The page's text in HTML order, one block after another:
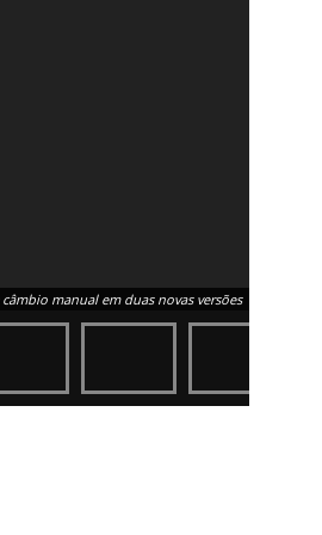
manual em duas novas versões